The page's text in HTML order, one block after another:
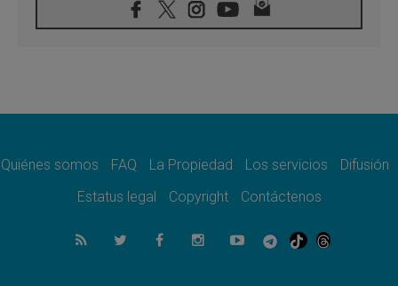
Comienzan "Diez Días Oración por la Paz"
06.08.2026
derriba los muros que separan
La Iglesia en Ceuta: caridad y esperanza
06.08.2026
La visita del Papa a Perú será un tiempo de
Quiénes somos FAQ La Propiedad Los servicios
Difusión
Estatus legal
Copyright Contáctenos